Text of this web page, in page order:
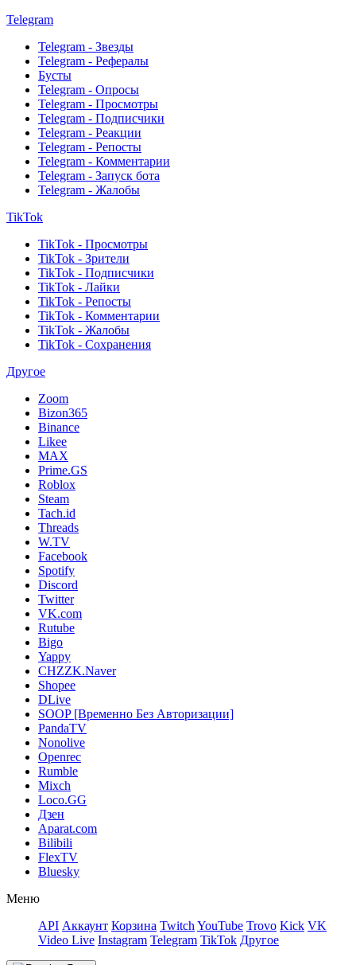
Telegram
Telegram - Звезды
Telegram - Рефералы
Бусты
Telegram - Опросы
Telegram - Просмотры
Telegram - Подписчики
Telegram - Реакции
Telegram - Репосты
Telegram - Комментарии
Telegram - Запуск бота
Telegram - Жалобы
TikTok
TikTok - Просмотры
TikTok - Зрители
TikTok - Подписчики
TikTok - Лайки
TikTok - Репосты
TikTok - Комментарии
TikTok - Жалобы
TikTok - Сохранения
Другое
Zoom
Bizon365
Binance
Likee
MAX
Prime.GS
Roblox
Steam
Tach.id
Threads
W.TV
Facebook
Spotify
Discord
Twitter
VK.com
Rutube
Bigo
Yappy
CHZZK.Naver
Shopee
DLive
SOOP [Временно Без Авторизации]
PandaTV
Nonolive
Openrec
Rumble
Mixch
Loco.GG
Дзен
Aparat.com
Bilibili
FlexTV
Bluesky
Меню
API Аккаунт Корзина Twitch YouTube Trovo Kick VK
Video Live Instagram Telegram TikTok Другое